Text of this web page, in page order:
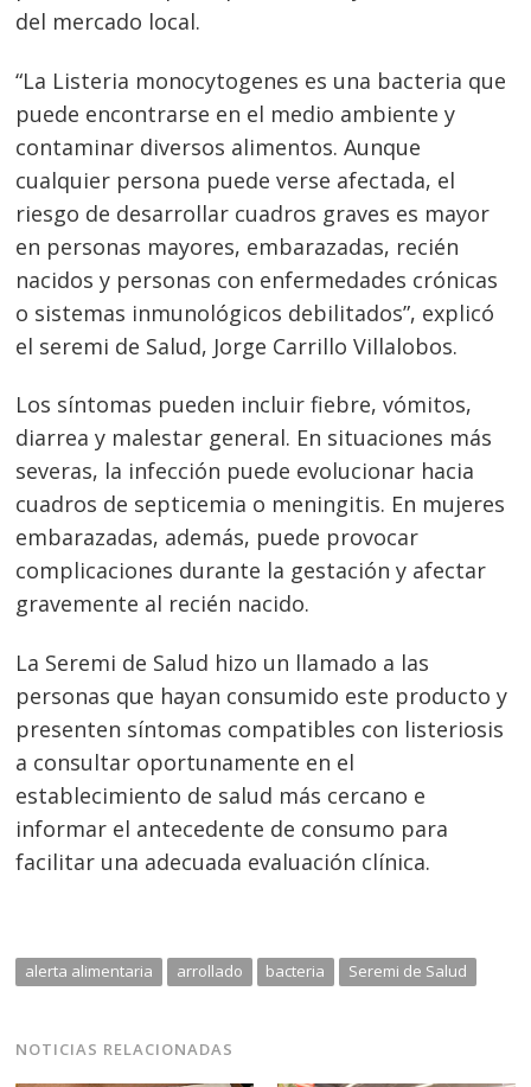
del mercado local.
“La Listeria monocytogenes es una bacteria que
puede encontrarse en el medio ambiente y
contaminar diversos alimentos. Aunque
cualquier persona puede verse afectada, el
riesgo de desarrollar cuadros graves es mayor
en personas mayores, embarazadas, recién
nacidos y personas con enfermedades crónicas
o sistemas inmunológicos debilitados”, explicó
el seremi de Salud, Jorge Carrillo Villalobos.
Los síntomas pueden incluir fiebre, vómitos,
diarrea y malestar general. En situaciones más
severas, la infección puede evolucionar hacia
cuadros de septicemia o meningitis. En mujeres
embarazadas, además, puede provocar
complicaciones durante la gestación y afectar
gravemente al recién nacido.
La Seremi de Salud hizo un llamado a las
personas que hayan consumido este producto y
presenten síntomas compatibles con listeriosis
a consultar oportunamente en el
establecimiento de salud más cercano e
informar el antecedente de consumo para
facilitar una adecuada evaluación clínica.
alerta alimentaria arrollado bacteria Seremi de Salud
NOTICIAS RELACIONADAS
Navegación
de
entradas